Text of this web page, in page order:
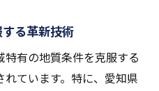
る革新技術
有の地質条件を克服する
ています。特に、愛知県